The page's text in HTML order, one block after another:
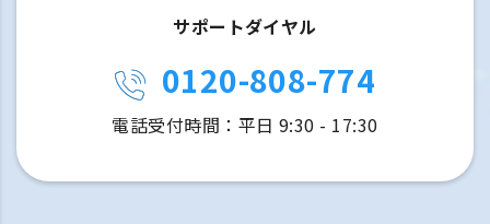
サポートダイヤル
0120-808-774
電話受付時間：平日 9:30 - 17:30